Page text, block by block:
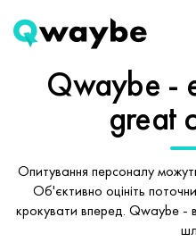
Qwaybe -
great
Опитування персоналу
Об'єктивно оцініть
крокувати вперед. Qwaybe -